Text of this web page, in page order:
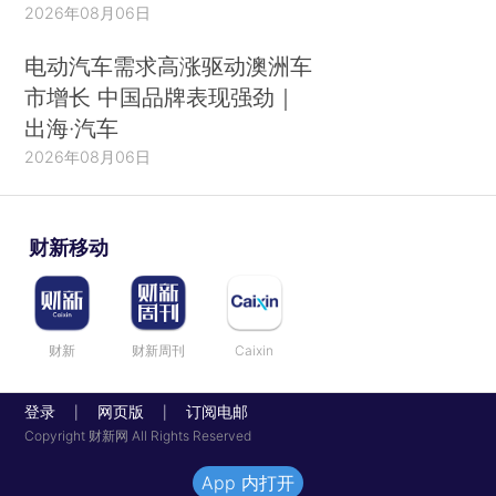
2026年08月06日
电动汽车需求高涨驱动澳洲车
市增长 中国品牌表现强劲｜
出海·汽车
2026年08月06日
财新移动
财新 财新周刊 Caixin
登录 网页版 订阅电邮
Copyright 财新网 All Rights Reserved
App 内打开